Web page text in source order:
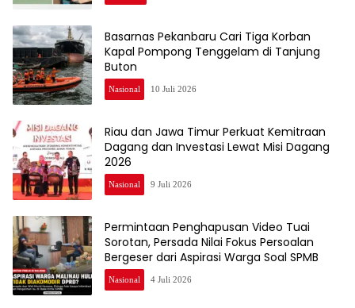
Basarnas Pekanbaru Cari Tiga Korban
Kapal Pompong Tenggelam di Tanjung
Buton
Nasional 10 Juli 2026
Riau dan Jawa Timur Perkuat Kemitraan
Dagang dan Investasi Lewat Misi Dagang
2026
Nasional 9 Juli 2026
Permintaan Penghapusan Video Tuai
Sorotan, Persada Nilai Fokus Persoalan
Bergeser dari Aspirasi Warga Soal SPMB
Nasional 4 Juli 2026